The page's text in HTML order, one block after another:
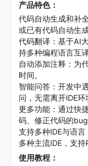
产品特色：
代码自动生成和补
或已有代码自动生
代码翻译：基于AI
持多种编程语言互译
自动添加注释：为
时间。
智能问答：开发中
问，无需离开IDE环
更多功能：通过快
码、修正代码的bug
支持多种IDE与语
多种主流IDE，支
使用教程：